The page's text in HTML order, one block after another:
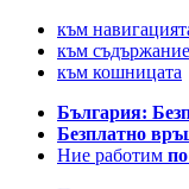
към
към
към кошницата
България:
Безплатно
Ние работим